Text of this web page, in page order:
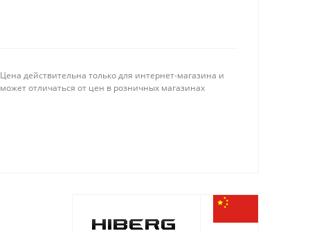
Цена действительна только для интернет-магазина и
может отличаться от цен в розничных магазинах